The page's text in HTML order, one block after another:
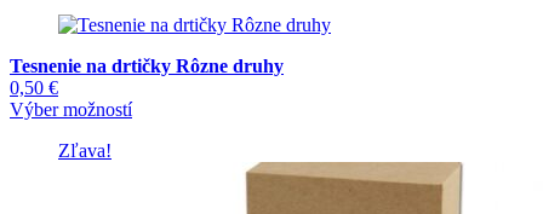
through
má
variantov.
si
Tesnenie na drtičky Rôzne druhy
0,50 €
Výber možnostíTento
Zľava!